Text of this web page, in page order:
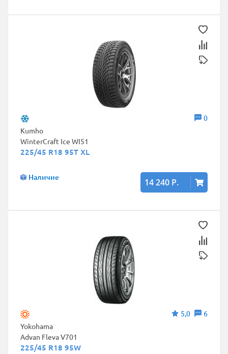
0
Kumho
WinterCraft Ice WI51
225/45 R18 95T XL
Наличие 14 240 Р.
5,0
6
Yokohama
Advan Fleva V701
225/45 R18 95W